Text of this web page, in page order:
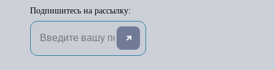
Подпишитесь на рассылку: